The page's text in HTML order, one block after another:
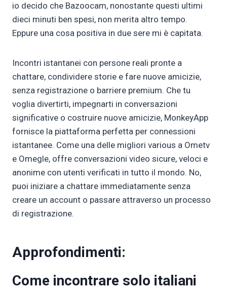
io decido che Bazoocam, nonostante questi ultimi
dieci minuti ben spesi, non merita altro tempo.
Eppure una cosa positiva in due sere mi è capitata.
Incontri istantanei con persone reali pronte a
chattare, condividere storie e fare nuove amicizie,
senza registrazione o barriere premium. Che tu
voglia divertirti, impegnarti in conversazioni
significative o costruire nuove amicizie, MonkeyApp
fornisce la piattaforma perfetta per connessioni
istantanee. Come una delle migliori various a Ometv
e Omegle, offre conversazioni video sicure, veloci e
anonime con utenti verificati in tutto il mondo. No,
puoi iniziare a chattare immediatamente senza
creare un account o passare attraverso un processo
di registrazione.
Approfondimenti:
Come incontrare solo italiani